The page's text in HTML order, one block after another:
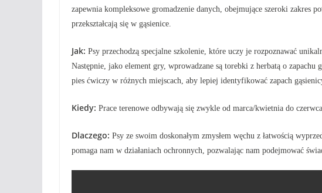
zapewnia kompleksowe gromadzenie danych, obejmujące szeroki zakres
przekształcają się w gąsienice.
Jak: Psy przechodzą specjalne szkolenie, które uczy je rozpoznawać
Następnie, jako element gry, wprowadzane są torebki z herbatą o
pies ćwiczy w różnych miejscach, aby lepiej identyfikować zapach
Kiedy: Prace terenowe odbywają się zwykle od marca/kwietnia do
Dlaczego: Psy ze swoim doskonałym zmysłem węchu z łatwością
pomaga nam w działaniach ochronnych, pozwalając nam podejmować